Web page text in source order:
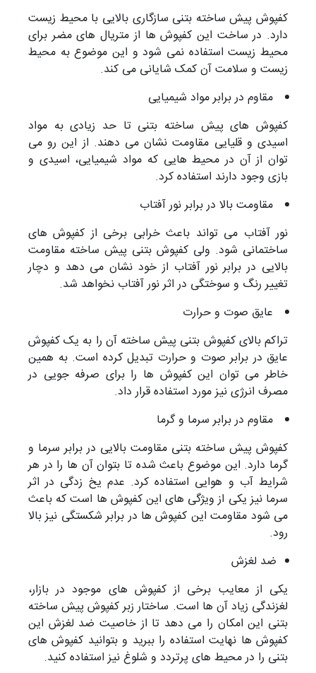
کفپوش پیش ساخته بتنی سازگاری بالایی با محیط زیست
دارد. در ساخت این کفپوش ها از متریال های مضر برای
محیط زیست استفاده نمی شود و این موضوع به محیط
زیست و سلامت آن کمک شایانی می کند.
مقاوم در برابر مواد شیمیایی
کفپوش های پیش ساخته بتنی تا حد زیادی به مواد
اسیدی و قلیایی مقاومت نشان می دهند. از این رو می
توان از آن در محیط هایی که مواد شیمیایی، اسیدی و
بازی وجود دارند استفاده کرد.
مقاومت بالا در برابر نور آفتاب
نور آفتاب می تواند باعث خرابی برخی از کفپوش های
ساختمانی شود. ولی کفپوش بتنی پیش ساخته مقاومت
بالایی در برابر نور آفتاب از خود نشان می دهد و دچار
تغییر رنگ و سوختگی در اثر نور آفتاب نخواهد شد.
عایق صوت و حرارت
تراکم بالای کفپوش بتنی پیش ساخته آن را به یک کفپوش
عایق در برابر صوت و حرارت تبدیل کرده است. به همین
خاطر می توان این کفپوش ها را برای صرفه جویی در
مصرف انرژی نیز مورد استفاده قرار داد.
مقاوم در برابر سرما و گرما
کفپوش پیش ساخته بتنی مقاومت بالایی در برابر سرما و
گرما دارد. این موضوع باعث شده تا بتوان آن ها را در هر
شرایط آب و هوایی استفاده کرد. عدم یخ زدگی در اثر
سرما نیز یکی از ویژگی های این کفپوش ها است که باعث
می شود مقاومت این کفپوش ها در برابر شکستگی نیز بالا
رود.
ضد لغزش
یکی از معایب برخی از کفپوش های موجود در بازار،
لغزندگی زیاد آن ها است. ساختار زبر کفپوش پیش ساخته
بتنی این امکان را می دهد تا از خاصیت ضد لغزش این
کفپوش ها نهایت استفاده را ببرید و بتوانید کفپوش های
بتنی را در محیط های پرتردد و شلوغ نیز استفاده کنید.